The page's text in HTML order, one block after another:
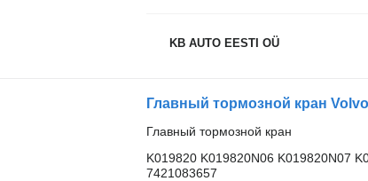
KB AUTO EESTI OÜ
Главный тормозной кран
K019820 K019820N06 K019820N07
7421083657